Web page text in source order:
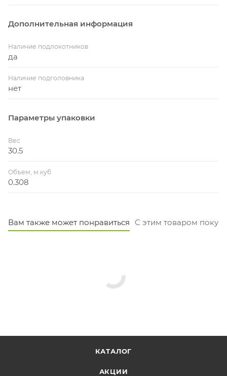
Дополнительная информация
Наличие подлокотников
да
Наличие подголовника
нет
Параметры упаковки
Вес
30.5
Объем, м.куб
0.308
Вам также может понравиться С этим товаром
КАТАЛОГ
АКЦИИ